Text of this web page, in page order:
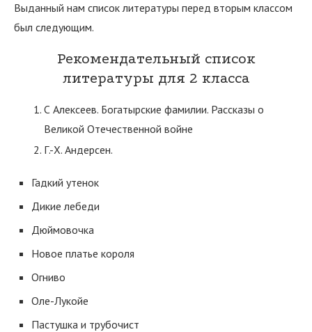
Выданный нам список литературы перед вторым классом
был следующим.
Рекомендательный список
литературы для 2 класса
С Алексеев. Богатырские фамилии. Рассказы о
Великой Отечественной войне
Г.-Х. Андерсен.
Гадкий утенок
Дикие лебеди
Дюймовочка
Новое платье короля
Огниво
Оле-Лукойе
Пастушка и трубочист